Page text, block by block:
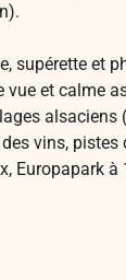
supérette et
vue et calme
alsaciens
vins, pistes
Europapark à